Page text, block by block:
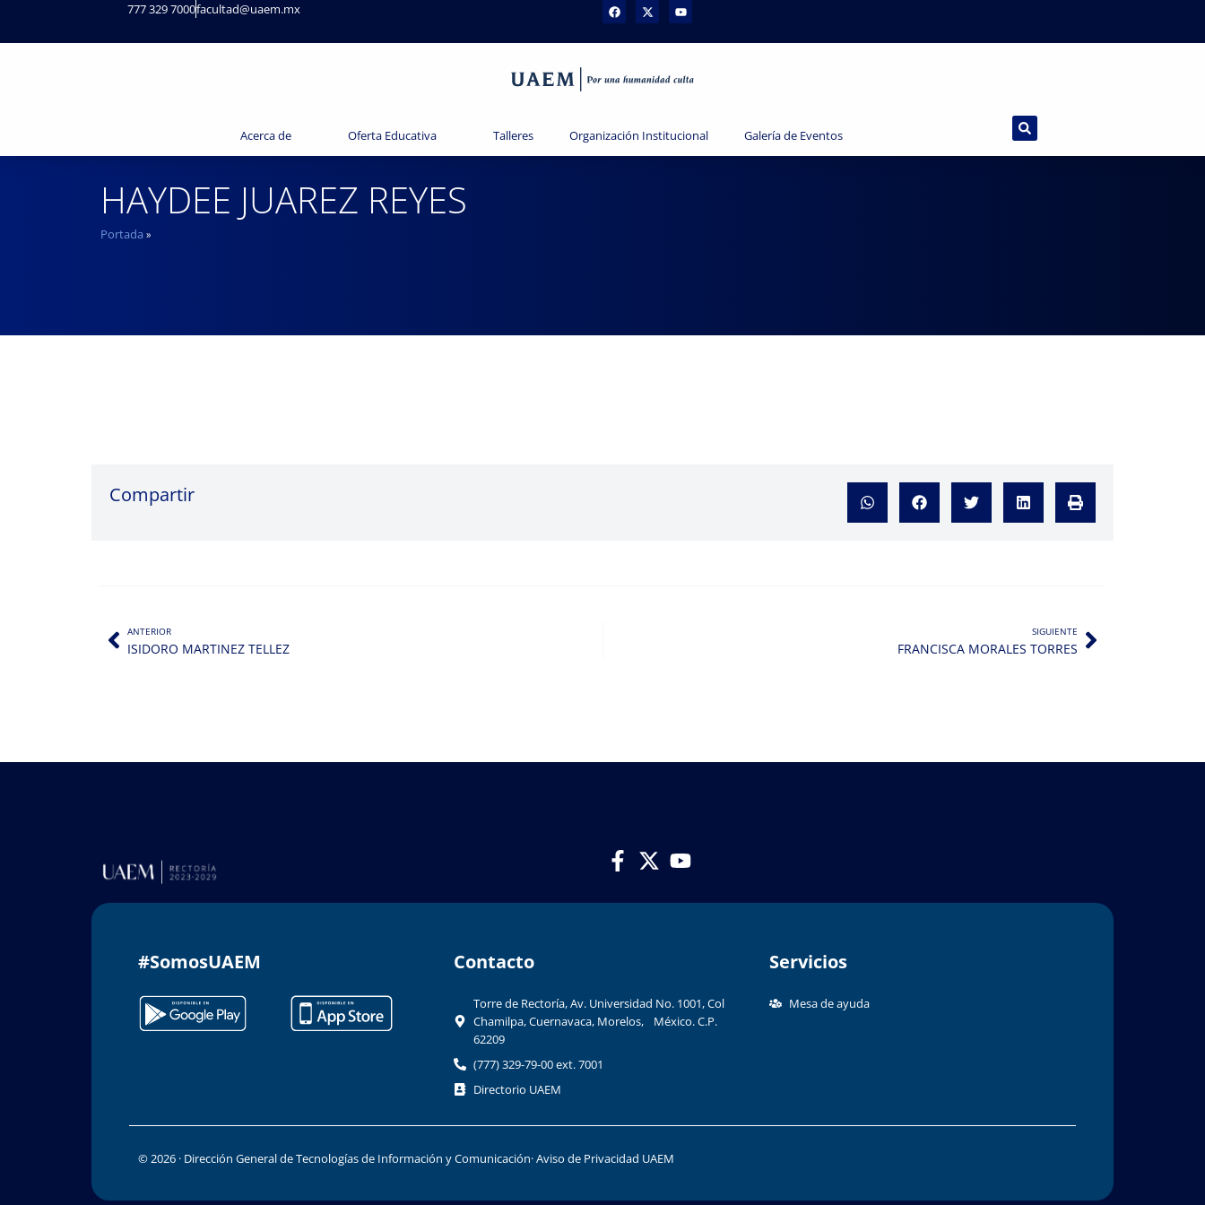
777 329 7000facultad@uaem.mx
Acerca de Oferta Educativa Talleres Organización Institucional Galería de Eventos
HAYDEE JUAREZ REYES
Portada »
Compartir
ANTERIOR
ISIDORO MARTINEZ TELLEZ
SIGUIENTE
FRANCISCA MORALES TORRES
#SomosUAEM Contacto​
Torre de Rectoría, Av. Universidad No. 1001, Col
Chamilpa, Cuernavaca, Morelos, México. C.P.
62209
(777) 329-79-00 ext. 7001
Directorio UAEM
Servicios
Mesa de ayuda
© 2026 · Dirección General de Tecnologías de Información y Comunicación· Aviso de Privacidad UAEM